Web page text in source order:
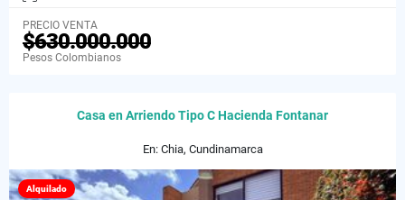
PRECIO VENTA
$630.000.000
Pesos Colombianos
Casa en Arriendo Tipo C Hacienda Fontanar
En: Chia, Cundinamarca
Alquilado